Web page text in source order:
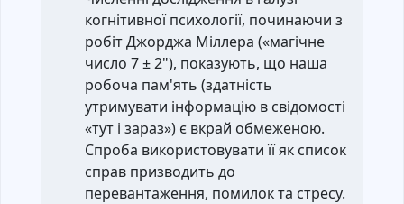
когнітивної психології, починаючи з
робіт Джорджа Міллера («магічне
число 7 ± 2"), показують, що наша
робоча пам'ять (здатність
утримувати інформацію в свідомості
«тут і зараз») є вкрай обмеженою.
Спроба використовувати її як список
справ призводить до
перевантаження, помилок та стресу.